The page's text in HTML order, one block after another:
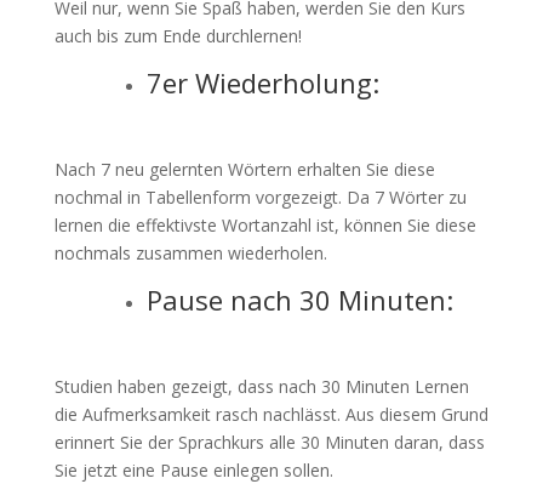
Weil nur, wenn Sie Spaß haben, werden Sie den Kurs
auch bis zum Ende durchlernen!
7er Wiederholung:
Nach 7 neu gelernten Wörtern erhalten Sie diese
nochmal in Tabellenform vorgezeigt. Da 7 Wörter zu
lernen die effektivste Wortanzahl ist, können Sie diese
nochmals zusammen wiederholen.
Pause nach 30 Minuten:
Studien haben gezeigt, dass nach 30 Minuten Lernen
die Aufmerksamkeit rasch nachlässt. Aus diesem Grund
erinnert Sie der Sprachkurs alle 30 Minuten daran, dass
Sie jetzt eine Pause einlegen sollen.